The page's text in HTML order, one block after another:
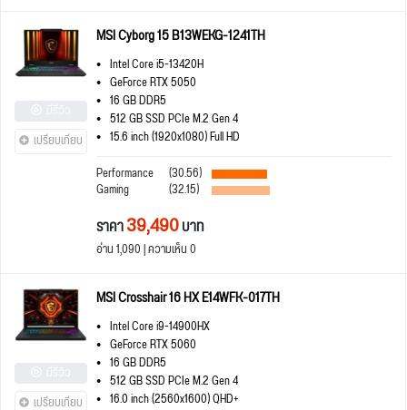
เปรียบเทียบ
MSI Cyborg 15 B13WEKG-1241TH
Intel Core i5-13420H
GeForce RTX 5050
16 GB DDR5
512 GB SSD PCIe M.2 Gen 4
15.6 inch (1920x1080) Full HD
Performance
(30.56)
Gaming (32.15)
ราคา39,490บาท
อ่าน 1,090 | ความเห็น 0
เปรียบเทียบ
MSI Crosshair 16 HX E14WFK-017TH
Intel Core i9-14900HX
GeForce RTX 5060
16 GB DDR5
512 GB SSD PCIe M.2 Gen 4
16.0 inch (2560x1600) QHD+